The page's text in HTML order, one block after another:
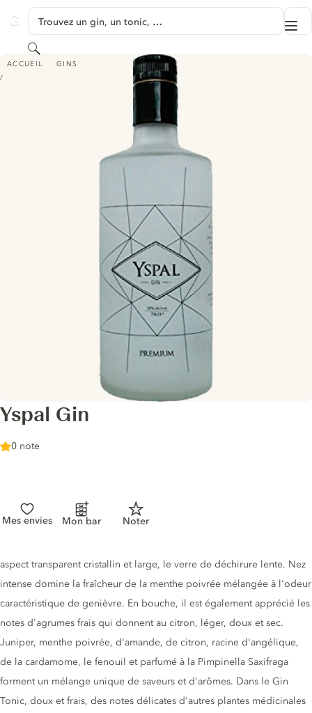
GINVENTORY
Trouvez un gin, un tonic, …
Rechercher
ACCUEIL GINS
YSPAL GIN
Yspal Gin
0 note
Mes envies Mon bar Noter
Description du gin
aspect transparent cristallin et large, le verre de déchirure lente. Nez
intense domine la fraîcheur de la menthe poivrée mélangée à l'odeur
caractéristique de genièvre. En bouche, il est également apprécié les
notes d'agrumes frais qui donnent au citron, léger, doux et sec.
Juniper, menthe poivrée, d'amande, de citron, racine d'angélique,
de la cardamome, le fenouil et parfumé à la Pimpinella Saxifraga
forment un mélange unique de saveurs et d'arômes. Dans le Gin
Tonic, doux et frais, des notes délicates d'autres plantes médicinales